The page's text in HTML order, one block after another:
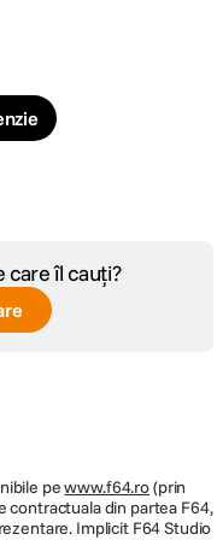
care îl cauți?
pewww.f64.ro(prin
contractuala din partea F64,
Implicit F64 Studio